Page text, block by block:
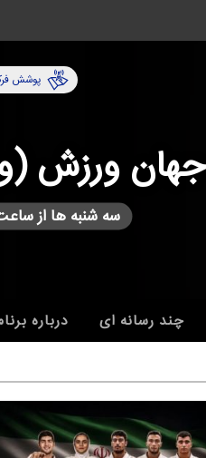
پوشش
جهان ورزش
سه شنبه ها از ساعت ۰۹:۰۰ به مدت
چند رسانه ای درباره